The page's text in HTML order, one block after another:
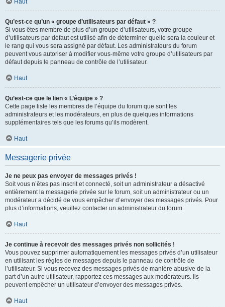
Haut
Qu’est-ce qu’un « groupe d’utilisateurs par défaut » ?
Si vous êtes membre de plus d’un groupe d’utilisateurs, votre groupe
d’utilisateurs par défaut est utilisé afin de déterminer quelle sera la couleur et
le rang qui vous sera assigné par défaut. Les administrateurs du forum
peuvent vous autoriser à modifier vous-même votre groupe d’utilisateurs par
défaut depuis le panneau de contrôle de l’utilisateur.
Haut
Qu’est-ce que le lien « L’équipe » ?
Cette page liste les membres de l’équipe du forum que sont les
administrateurs et les modérateurs, en plus de quelques informations
supplémentaires tels que les forums qu’ils modèrent.
Haut
Messagerie privée
Je ne peux pas envoyer de messages privés !
Soit vous n’êtes pas inscrit et connecté, soit un administrateur a désactivé
entièrement la messagerie privée sur le forum, soit un administrateur ou un
modérateur a décidé de vous empêcher d’envoyer des messages privés. Pour
plus d’informations, veuillez contacter un administrateur du forum.
Haut
Je continue à recevoir des messages privés non sollicités !
Vous pouvez supprimer automatiquement les messages privés d’un utilisateur
en utilisant les règles de messages depuis le panneau de contrôle de
l’utilisateur. Si vous recevez des messages privés de manière abusive de la
part d’un autre utilisateur, rapportez ces messages aux modérateurs. Ils
peuvent empêcher un utilisateur d’envoyer des messages privés.
Haut